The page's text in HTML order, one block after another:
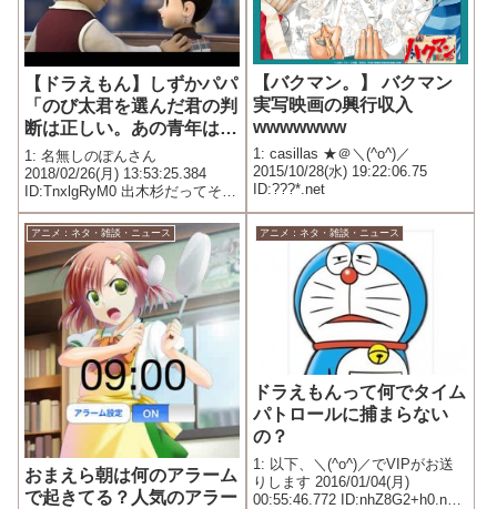
【ドラえもん】しずかパパ
「のび太君を選んだ君の判
断は正しい。あの青年は人
の幸せを願い人の不幸を悲
しめる」
1: 名無しのぽんさん
2018/02/26(月) 13:53:25.384
ID:TnxlgRyM0 出木杉だってそう
じゃん
【バクマン。】 バクマン
実写映画の興行収入
wwwwwww
1: casillas ★＠＼(^o^)／
2015/10/28(水) 19:22:06.75
ID:???*.net
アニメ：ネタ・雑談・ニュース
おまえら朝は何のアラーム
で起きてる？人気のアラー
アニメ：ネタ・雑談・ニュース
ドラえもんって何でタイム
パトロールに捕まらない
の？
1: 以下、＼(^o^)／でVIPがお送
りします 2016/01/04(月)
00:55:46.772 ID:nhZ8G2+h0.net